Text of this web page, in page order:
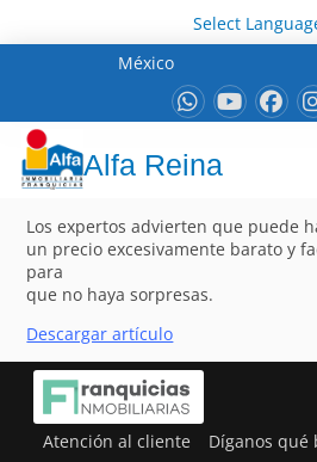
Select
México
Alfa Reina
Los expertos advierten que puede
un precio excesivamente barato y
para
que no haya sorpresas.
Descargar artículo
Atención al cliente Díganos qué